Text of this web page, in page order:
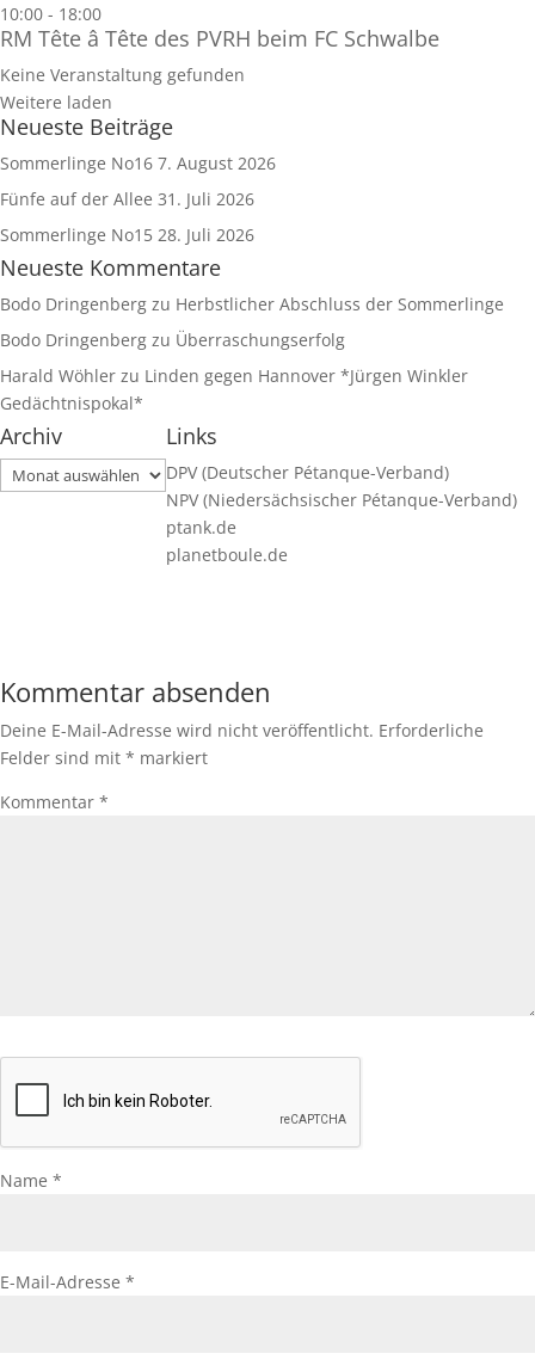
10:00 - 18:00
RM Tête â Tête des PVRH beim FC Schwalbe
Keine Veranstaltung gefunden
Weitere laden
Neueste Beiträge
Sommerlinge No16 7. August 2026
Fünfe auf der Allee 31. Juli 2026
Sommerlinge No15 28. Juli 2026
Neueste Kommentare
Bodo Dringenberg zu Herbstlicher Abschluss der Sommerlinge
Bodo Dringenberg zu Überraschungserfolg
Harald Wöhler zu Linden gegen Hannover *Jürgen Winkler
Gedächtnispokal*
Archiv
Archiv
Links
DPV (Deutscher Pétanque-Verband)
NPV (Niedersächsischer Pétanque-Verband)
ptank.de
planetboule.de
Kommentar absenden
Deine E-Mail-Adresse wird nicht veröffentlicht. Erforderliche
Felder sind mit * markiert
Kommentar *
Name *
E-Mail-Adresse *